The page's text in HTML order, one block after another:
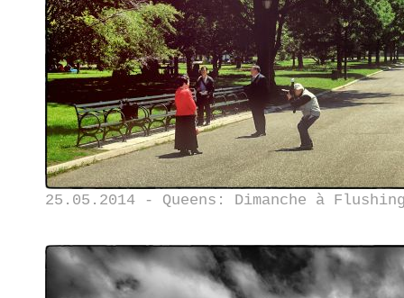
25.05.2014 - Queens: Dimanche à Flushing